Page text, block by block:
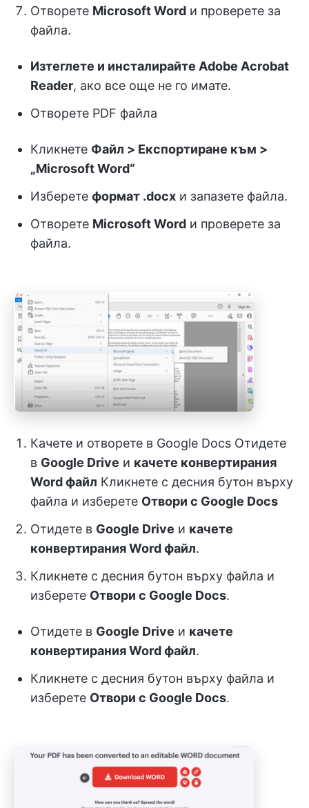
Отворете Microsoft Word и проверете за
файла.
Изтеглете и инсталирайте Adobe Acrobat
Reader, ако все още не го имате.
Отворете PDF файла
Кликнете Файл > Експортиране към >
„Microsoft Word“
Изберете формат .docx и запазете файла.
Отворете Microsoft Word и проверете за
файла.
Качете и отворете в Google Docs Отидете
в Google Drive и качете конвертирания
Word файл Кликнете с десния бутон върху
файла и изберете Отвори с Google Docs
Отидете в Google Drive и качете
конвертирания Word файл.
Кликнете с десния бутон върху файла и
изберете Отвори с Google Docs.
Отидете в Google Drive и качете
конвертирания Word файл.
Кликнете с десния бутон върху файла и
изберете Отвори с Google Docs.